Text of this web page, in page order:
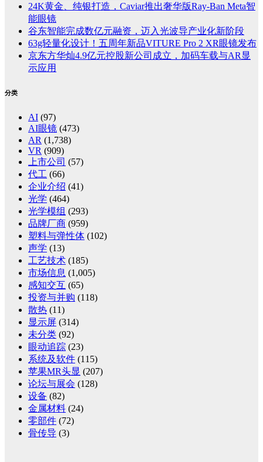
24K黄金、纯银打造，Caviar推出奢华版Ray-Ban Meta智
能眼镜
谷东智能完成数亿元融资，迈入光波导产业化新阶段
63g轻量化设计！五周年新品VITURE Pro 2 XR眼镜发布
京东方华灿4.9亿元控股新公司成立，加码车载与AR显
示应用
分类
AI (97)
AI眼镜 (473)
AR (1,738)
VR (909)
上市公司 (57)
代工 (66)
企业介绍 (41)
光学 (464)
光学模组 (293)
品牌厂商 (959)
塑料与弹性体 (102)
声学 (13)
工艺技术 (185)
市场信息 (1,005)
感知交互 (65)
投资与并购 (118)
散热 (11)
显示屏 (314)
未分类 (92)
眼动追踪 (23)
系统及软件 (115)
苹果MR头显 (207)
论坛与展会 (128)
设备 (82)
金属材料 (24)
零部件 (72)
骨传导 (3)